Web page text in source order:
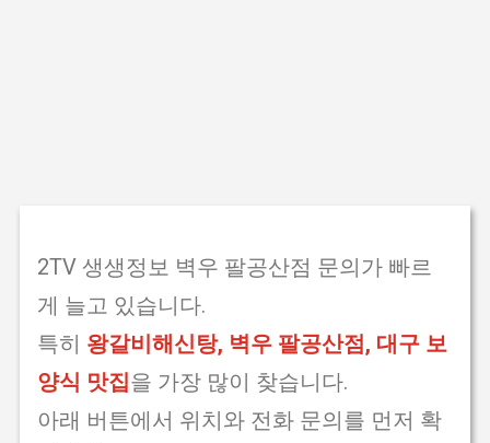
2TV 생생정보 벽우 팔공산점 문의가 빠르
게 늘고 있습니다.
특히 왕갈비해신탕, 벽우 팔공산점, 대구 보
양식 맛집을 가장 많이 찾습니다.
아래 버튼에서 위치와 전화 문의를 먼저 확